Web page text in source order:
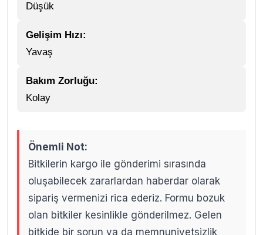
Düşük
Gelişim Hızı:
Yavaş
Bakım Zorluğu:
Kolay
Önemli Not:
Bitkilerin kargo ile gönderimi sırasında
oluşabilecek zararlardan haberdar olarak
sipariş vermenizi rica ederiz. Formu bozuk
olan bitkiler kesinlikle gönderilmez. Gelen
bitkide bir sorun ya da memnuniyetsizlik